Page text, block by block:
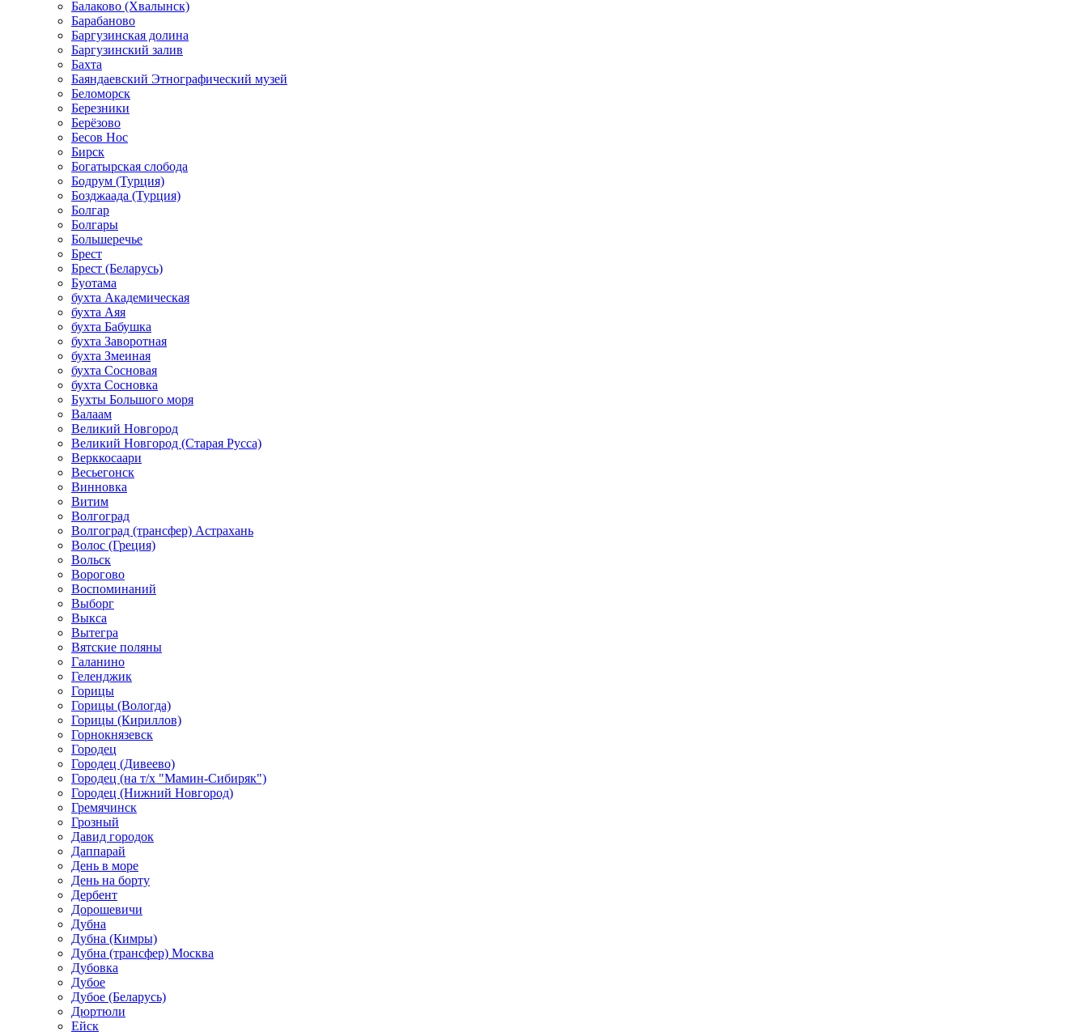
Балаково (Хвалынск)
Барабаново
Баргузинская долина
Баргузинский залив
Бахта
Баяндаевский Этнографический музей
Беломорск
Березники
Берёзово
Бесов Нос
Бирск
Богатырская слобода
Бодрум (Турция)
Бозджаада (Турция)
Болгар
Болгары
Большеречье
Брест
Брест (Беларусь)
Буотама
бухта Академическая
бухта Аяя
бухта Бабушка
бухта Заворотная
бухта Змеиная
бухта Сосновая
бухта Сосновка
Бухты Большого моря
Валаам
Великий Новгород
Великий Новгород (Старая Русса)
Верккосаари
Весьегонск
Винновка
Витим
Волгоград
Волгоград (трансфер) Астрахань
Волос (Греция)
Вольск
Ворогово
Воспоминаний
Выборг
Выкса
Вытегра
Вятские поляны
Галанино
Геленджик
Горицы
Горицы (Вологда)
Горицы (Кириллов)
Горнокнязевск
Городец
Городец (Дивеево)
Городец (на т/х "Мамин-Сибиряк")
Городец (Нижний Новгород)
Гремячинск
Грозный
Давид городок
Даппарай
День в море
День на борту
Дербент
Дорошевичи
Дубна
Дубна (Кимры)
Дубна (трансфер) Москва
Дубовка
Дубое
Дубое (Беларусь)
Дюртюли
Ейск